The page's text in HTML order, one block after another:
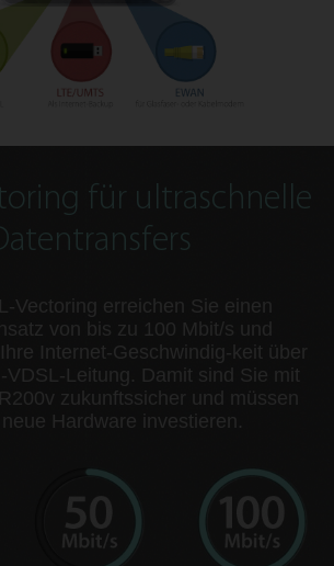
für ultraschnelle
Vectoring erreichen Sie einen
von bis zu 100 Mbit/s und
Internet-Geschwindig-keit über
VDSL-Leitung. Damit sind Sie mit
zukunftssicher und müssen
Hardware investieren.